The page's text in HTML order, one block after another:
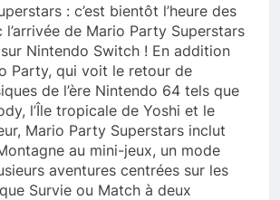
: c’est bientôt l’heure des
de Mario Party Superstars
Nintendo Switch ! En addition
Party, qui voit le retour de
de l’ère Nintendo 64 tels que
l’Île tropicale de Yoshi et le
Mario Party Superstars inclut
au mini-jeux, un mode
aventures centrées sur les
Survie ou Match à deux